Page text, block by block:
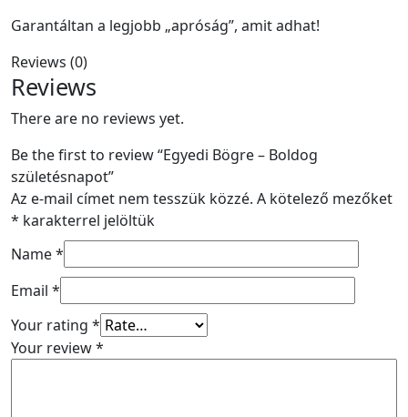
Garantáltan a legjobb „apróság”, amit adhat!
Reviews (0)
Reviews
There are no reviews yet.
Be the first to review “Egyedi Bögre – Boldog
születésnapot”
Az e-mail címet nem tesszük közzé. A kötelező mezőket
* karakterrel jelöltük
Name*
Email *
Your rating *
Your review*